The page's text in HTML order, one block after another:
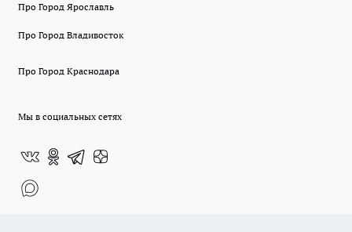
Про Город Ярославль
Про Город Владивосток
Про Город Краснодара
Мы в социальных сетях